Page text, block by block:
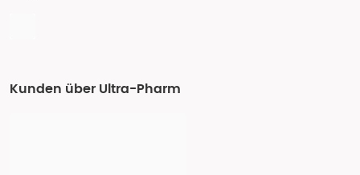
Kunden über Ultra-Pharm